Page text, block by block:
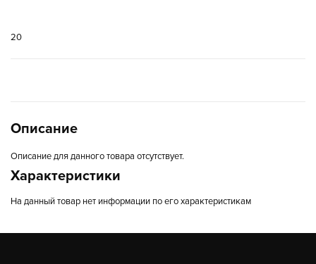
20
Описание
Описание для данного товара отсутствует.
Характеристики
На данный товар нет информации по его характеристикам